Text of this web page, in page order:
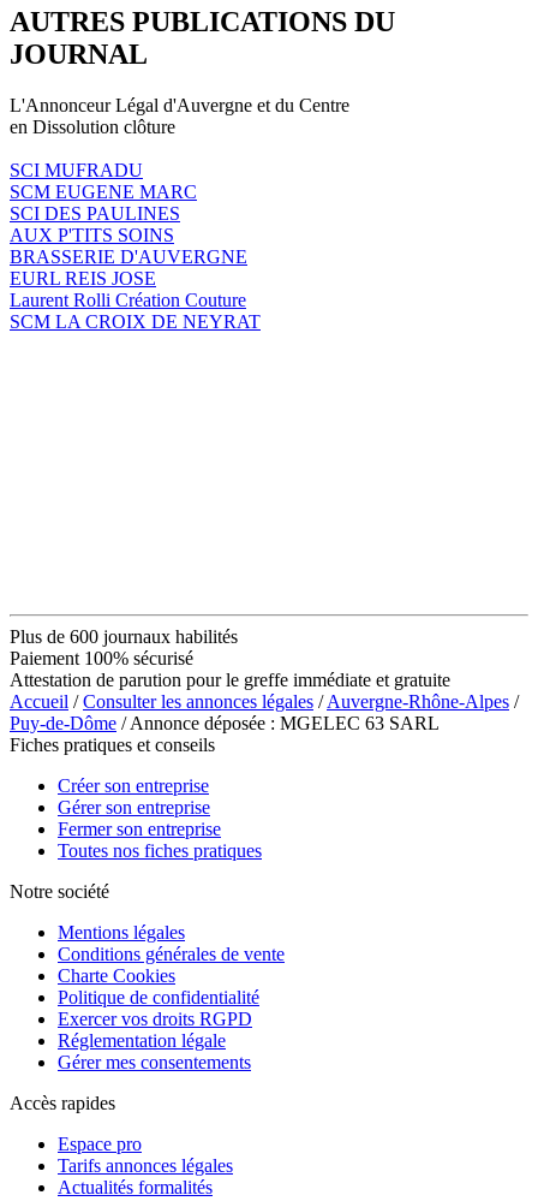
AUTRES PUBLICATIONS DU
JOURNAL
L'Annonceur Légal d'Auvergne et du Centre
en Dissolution clôture
SCI MUFRADU
SCM EUGENE MARC
SCI DES PAULINES
AUX P'TITS SOINS
BRASSERIE D'AUVERGNE
EURL REIS JOSE
Laurent Rolli Création Couture
SCM LA CROIX DE NEYRAT
Plus de 600 journaux habilités
Paiement 100% sécurisé
Attestation de parution pour le greffe immédiate et gratuite
Accueil /Consulter les annonces légales /Auvergne-Rhône-Alpes /
Puy-de-Dôme / Annonce déposée : MGELEC 63 SARL
Fiches pratiques et conseils
Créer son entreprise
Gérer son entreprise
Fermer son entreprise
Toutes nos fiches pratiques
Notre société
Mentions légales
Conditions générales de vente
Charte Cookies
Politique de confidentialité
Exercer vos droits RGPD
Réglementation légale
Gérer mes consentements
Accès rapides
Espace pro
Tarifs annonces légales
Actualités formalités